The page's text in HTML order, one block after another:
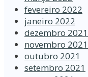
fevereiro 2022
janeiro 2022
dezembro 2021
novembro 2021
outubro 2021
setembro 2021